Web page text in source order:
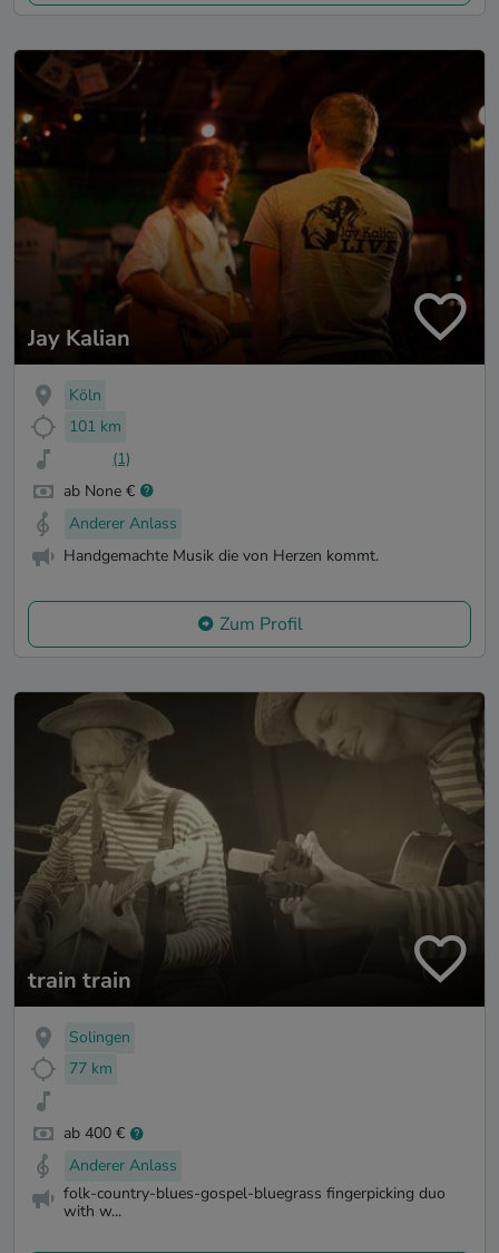
Jay Kalian
Köln
101 km
(1)
ab None €
Anderer Anlass
Handgemachte Musik die von Herzen kommt.
Zum Profil
train train
Solingen
77 km
ab 400 €
Anderer Anlass
folk-country-blues-gospel-bluegrass fingerpicking duo
with w...